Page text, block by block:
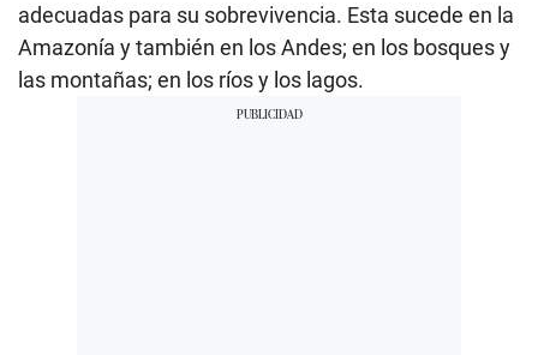
adecuadas para su sobrevivencia. Esta sucede en la
Amazonía y también en los Andes; en los bosques y
las montañas; en los ríos y los lagos.